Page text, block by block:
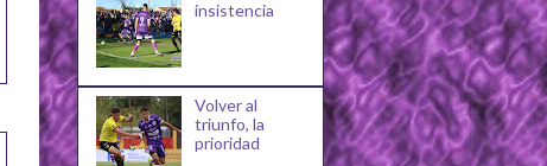
insistencia
Volver al
triunfo, la
prioridad